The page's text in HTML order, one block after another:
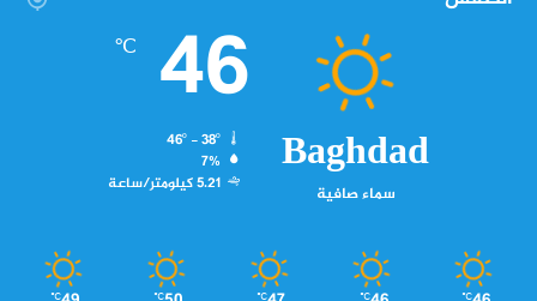
Baghdad
سماء صافية
46
℃
7%
5.21 كيلومتر/ساعة